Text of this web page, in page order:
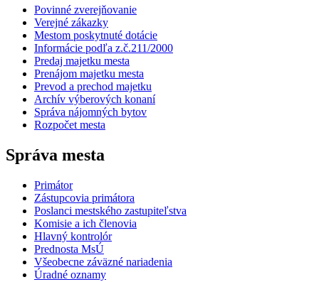
Povinné zverejňovanie
Verejné zákazky
Mestom poskytnuté dotácie
Informácie podľa z.č.211/2000
Predaj majetku mesta
Prenájom majetku mesta
Prevod a prechod majetku
Archív výberových konaní
Správa nájomných bytov
Rozpočet mesta
Správa mesta
Primátor
Zástupcovia primátora
Poslanci mestského zastupiteľstva
Komisie a ich členovia
Hlavný kontrolór
Prednosta MsÚ
Všeobecne záväzné nariadenia
Úradné oznamy